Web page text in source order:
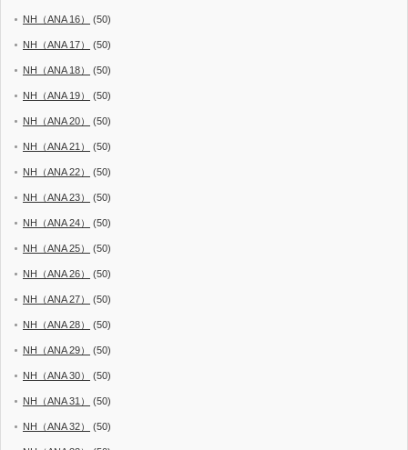
NH（ANA 16） (50)
NH（ANA 17） (50)
NH（ANA 18） (50)
NH（ANA 19） (50)
NH（ANA 20） (50)
NH（ANA 21） (50)
NH（ANA 22） (50)
NH（ANA 23） (50)
NH（ANA 24） (50)
NH（ANA 25） (50)
NH（ANA 26） (50)
NH（ANA 27） (50)
NH（ANA 28） (50)
NH（ANA 29） (50)
NH（ANA 30） (50)
NH（ANA 31） (50)
NH（ANA 32） (50)